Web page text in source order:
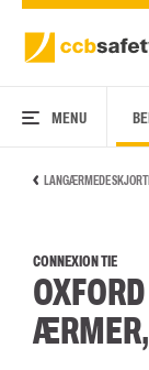
MENU
LANGÆRMEDE
CONNEXION TIE